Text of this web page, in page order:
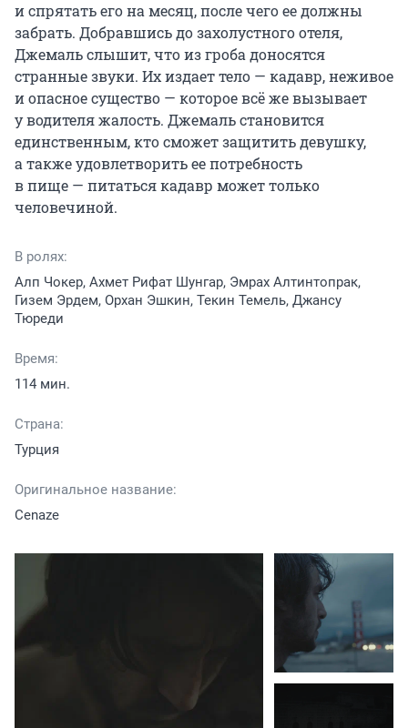
и спрятать его на месяц, после чего ее должны
забрать. Добравшись до захолустного отеля,
Джемаль слышит, что из гроба доносятся
странные звуки. Их издает тело — кадавр, неживое
и опасное существо — которое всё же вызывает
у водителя жалость. Джемаль становится
единственным, кто сможет защитить девушку,
а также удовлетворить ее потребность
в пище — питаться кадавр может только
человечиной.
В ролях:
Алп Чокер, Ахмет Рифат Шунгар, Эмрах Алтинтопрак,
Гизем Эрдем, Орхан Эшкин, Текин Темель, Джансу
Тюреди
Время:
114 мин.
Страна:
Турция
Оригинальное название:
Cenaze